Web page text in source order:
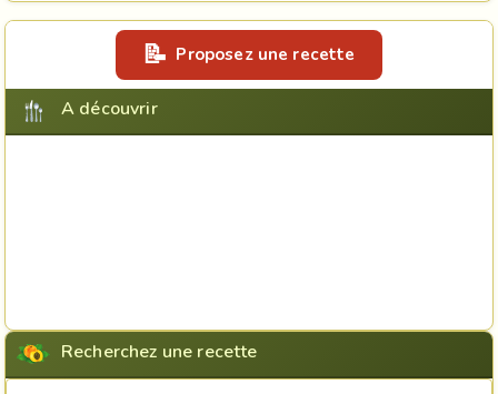
Proposez une recette
A découvrir
Recherchez une recette